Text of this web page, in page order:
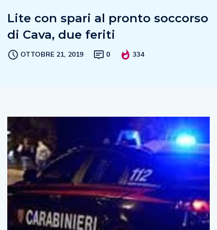
Lite con spari al pronto soccorso
di Cava, due feriti
OTTOBRE 21, 2019 0 334